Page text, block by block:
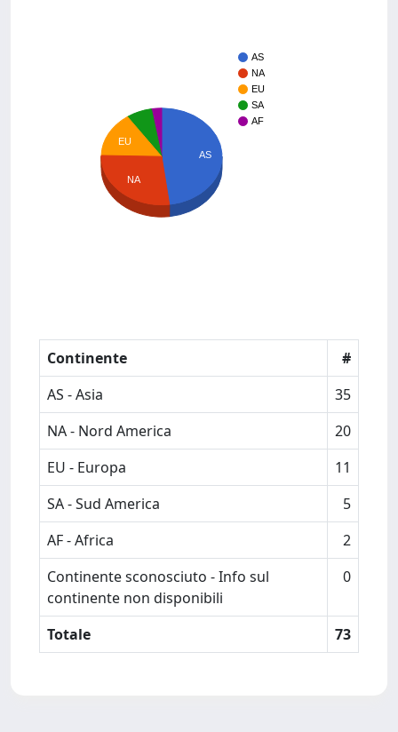
AS
NA
EU
SA
AF
AS
EU
NA
Continente
#
AS - Asia
35
NA - Nord America
20
EU - Europa
11
SA - Sud America
5
AF - Africa
2
Continente sconosciuto - Info sul
continente non disponibili
0
Totale 73